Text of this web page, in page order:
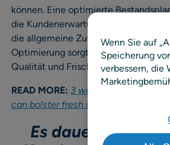
können. Eine optimierte
die Kundenerwartung an die
die allgemeine Zufriedenheit zu
Optimierung sorgt zudem für die
Qualität und Frische von
READ MORE: 3 ways the right in-
can bolster fresh item management
Es dauert lange,
Wenn Sie auf
Speicherung
verbessern, die